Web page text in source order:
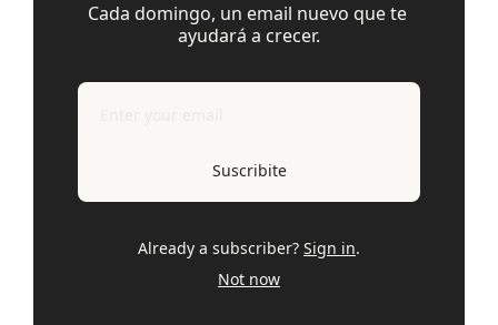
Cada domingo, un email nuevo que te
ayudará a crecer.
Suscribite
Already a subscriber? Sign in.
Not now